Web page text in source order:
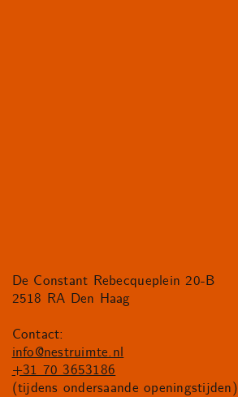
De Constant Rebecqueplein 20-B
2518 RA Den Haag
Contact:
info@nestruimte.nl
+31 70 3653186
(tijdens ondersaande openingstijden)